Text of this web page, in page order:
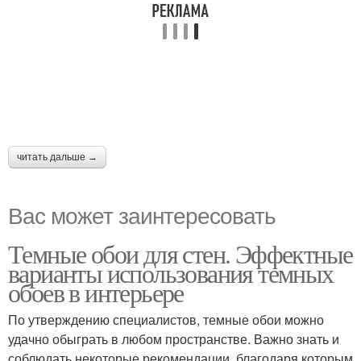
читать дальше →
Вас может заинтересовать
Темные обои для стен. Эффектные
варианты использования темных
обоев в интерьере
По утверждению специалистов, темные обои можно
удачно обыграть в любом пространстве. Важно знать и